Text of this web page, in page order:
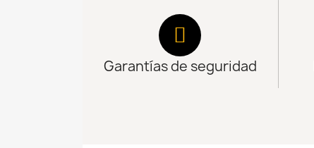
Garantías de seguridad